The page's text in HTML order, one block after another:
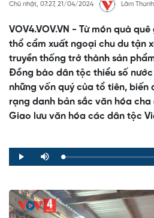
Chủ nhật, 07:27, 21/04/2024 Lâm
VOV4.VOV.VN - Từ món quà
thổ cẩm xuất ngoại chu du tận
truyền thống trở thành sản
Đồng bào dân tộc thiểu số
những vốn quý của tổ tiên, biến
rạng danh bản sắc văn hóa
Giao lưu văn hóa các dân tộc
Play Mute Loaded:
0%
Progress:
0%